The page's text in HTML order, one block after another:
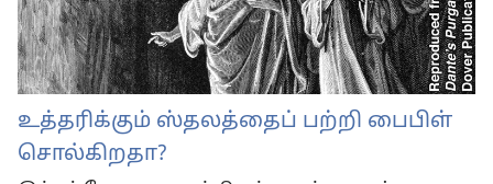
உத்தரிக்கும் ஸ்தலத்தைப் பற்றி பைபிள்
சொல்கிறதா?